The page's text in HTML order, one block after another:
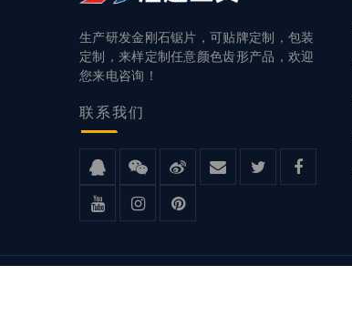
生产研发金刚石锯片，可贴牌定制，包装
定制，来样定制任意颜色齿形产品，欢迎
您来电咨询！
联系我们